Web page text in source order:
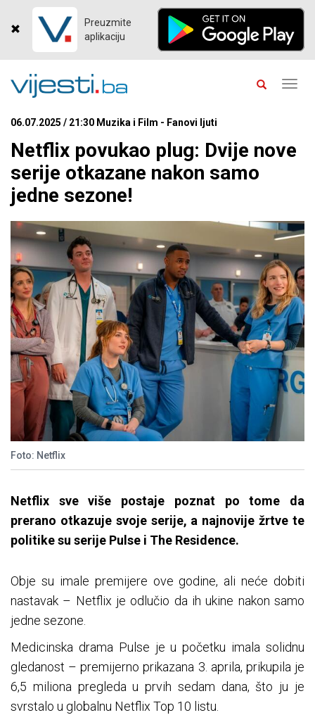
Preuzmite
aplikaciju
06.07.2025 / 21:30 Muzika i Film - Fanovi ljuti
Netflix povukao plug: Dvije nove
serije otkazane nakon samo
jedne sezone!
Foto: Netflix
Netflix sve više postaje poznat po tome da
prerano otkazuje svoje serije, a najnovije žrtve te
politike su serije Pulse i The Residence.
Obje su imale premijere ove godine, ali neće dobiti
nastavak – Netflix je odlučio da ih ukine nakon samo
jedne sezone.
Medicinska drama Pulse je u početku imala solidnu
gledanost – premijerno prikazana 3. aprila, prikupila je
6,5 miliona pregleda u prvih sedam dana, što ju je
svrstalo u globalnu Netflix Top 10 listu.